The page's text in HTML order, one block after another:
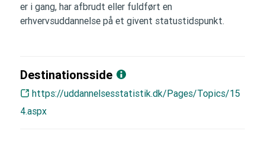
er i gang, har afbrudt eller fuldført en
erhvervsuddannelse på et givent statustidspunkt.
Destinationsside
https://uddannelsesstatistik.dk/Pages/Topics/15
4.aspx